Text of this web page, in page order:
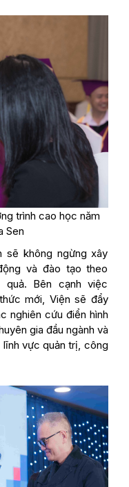
trình cao học năm
Sen
sẽ không ngừng xây
và đào tạo theo
quả. Bên cạnh việc
mới, Viện sẽ đẩy
nghiên cứu điển hình
gia đầu ngành và
vực quản trị, công